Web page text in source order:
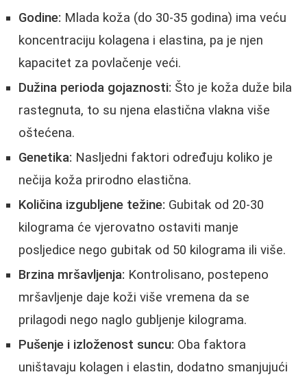
Godine: Mlada koža (do 30-35 godina) ima veću
koncentraciju kolagena i elastina, pa je njen
kapacitet za povlačenje veći.
Dužina perioda gojaznosti: Što je koža duže bila
rastegnuta, to su njena elastična vlakna više
oštećena.
Genetika: Nasljedni faktori određuju koliko je
nečija koža prirodno elastična.
Količina izgubljene težine: Gubitak od 20-30
kilograma će vjerovatno ostaviti manje
posljedice nego gubitak od 50 kilograma ili više.
Brzina mršavljenja: Kontrolisano, postepeno
mršavljenje daje koži više vremena da se
prilagodi nego naglo gubljenje kilograma.
Pušenje i izloženost suncu: Oba faktora
uništavaju kolagen i elastin, dodatno smanjujući